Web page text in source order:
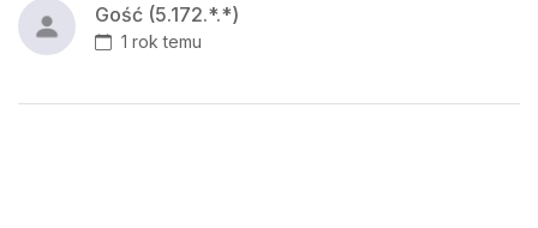
Gość (5.172.*.*)
1 rok temu